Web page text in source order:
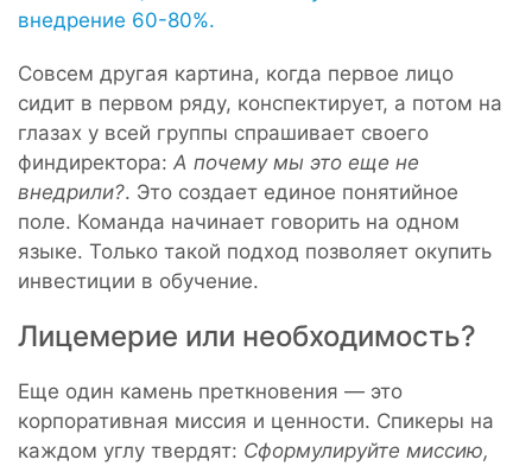
Совсем другая картина, когда первое лицо
сидит в первом ряду, конспектирует, а потом на
глазах у всей группы спрашивает своего
финдиректора: А почему мы это еще не
внедрили?. Это создает единое понятийное
поле. Команда начинает говорить на одном
языке. Только такой подход позволяет окупить
инвестиции в обучение.
Лицемерие или необходимость?
Еще один камень преткновения — это
корпоративная миссия и ценности. Спикеры на
каждом углу твердят: Сформулируйте миссию,